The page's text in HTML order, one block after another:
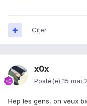
Citer
x0x
Posté(e) 15 mai
Hep les gens, on veux